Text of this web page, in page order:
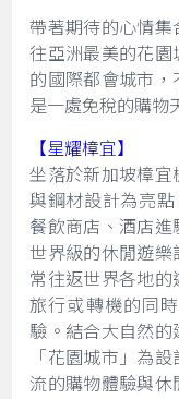
帶著期待的心情
往亞洲最美的花
的國際都會城市
是一處免稅的購物
【星耀樟宜】
坐落於新加坡樟
與鋼材設計為亮
餐飲商店、酒店進
世界級的休閒遊
常往返世界各地
旅行或轉機的同
驗。結合大自然
「花園城市」為
流的購物體驗與